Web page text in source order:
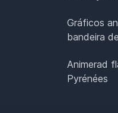
Gráficos
bandeira
Animerad
Pyrénées